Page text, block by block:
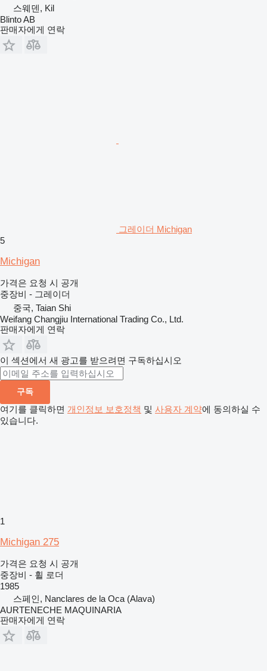
스웨덴, Kil
Blinto AB
판매자에게 연락
그레이더 Michigan
5
Michigan
가격은 요청 시 공개
중장비 - 그레이더
중국, Taian Shi
Weifang Changjiu International Trading Co., Ltd.
판매자에게 연락
이 섹션에서 새 광고를 받으려면 구독하십시오
구독
여기를 클릭하면 개인정보 보호정책 및 사용자 계약에 동의하실 수
있습니다.
1
Michigan 275
가격은 요청 시 공개
중장비 - 휠 로더
1985
스페인, Nanclares de la Oca (Alava)
AURTENECHE MAQUINARIA
판매자에게 연락